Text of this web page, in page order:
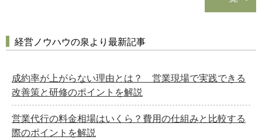
経営ノウハウの泉より最新記事
成約率が上がらない理由とは？ 営業現場で実践できる
改善策と研修のポイントを解説
営業代行の料金相場はいくら？費用の仕組みと比較する
際のポイントを解説